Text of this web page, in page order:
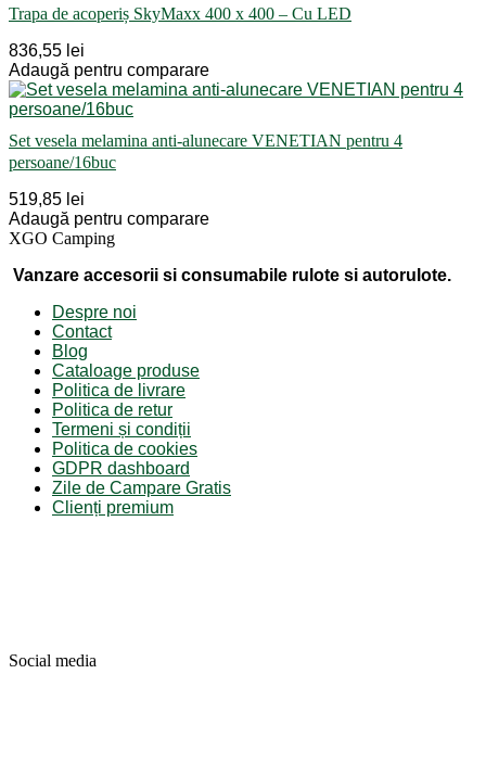
Trapa de acoperiș SkyMaxx 400 x 400 – Cu LED
836,55 lei
Adaugă pentru comparare
Set vesela melamina anti-alunecare VENETIAN pentru 4
persoane/16buc
519,85 lei
Adaugă pentru comparare
XGO Camping
Vanzare accesorii si consumabile rulote si autorulote.
Despre noi
Contact
Blog
Cataloage produse
Politica de livrare
Politica de retur
Termeni și condiții
Politica de cookies
GDPR dashboard
Zile de Campare Gratis
Clienți premium
Social media